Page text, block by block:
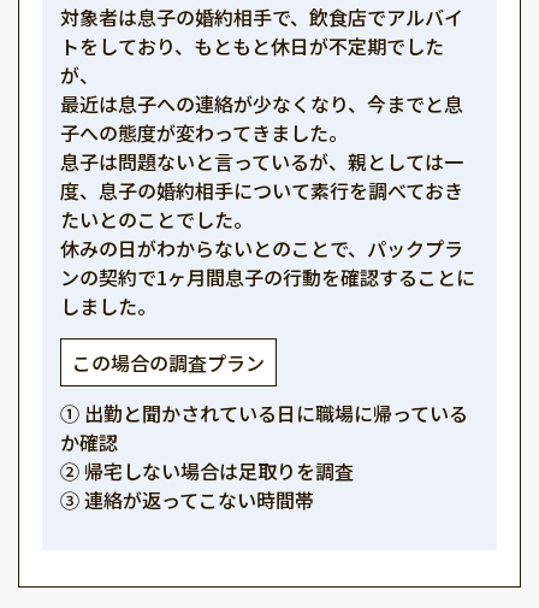
対象者は息子の婚約相手で、飲食店でアルバイ
トをしており、もともと休日が不定期でした
が、
最近は息子への連絡が少なくなり、今までと息
子への態度が変わってきました。
息子は問題ないと言っているが、親としては一
度、息子の婚約相手について素行を調べておき
たいとのことでした。
休みの日がわからないとのことで、パックプラ
ンの契約で1ヶ月間息子の行動を確認することに
しました。
この場合の調査プラン
① 出勤と聞かされている日に職場に帰っている
か確認
② 帰宅しない場合は足取りを調査
③ 連絡が返ってこない時間帯